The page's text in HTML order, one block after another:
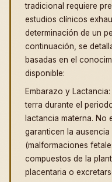
tradicional requiere
estudios clínicos
determinación de un
continuación, se
basadas en el
disponible:
Embarazo y
terra durante el
lactancia materna. No
garanticen la
(malformaciones
compuestos de la
placentaria o